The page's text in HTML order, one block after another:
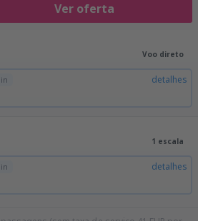
Ver oferta
Voo direto
detalhes
1 escala
detalhes